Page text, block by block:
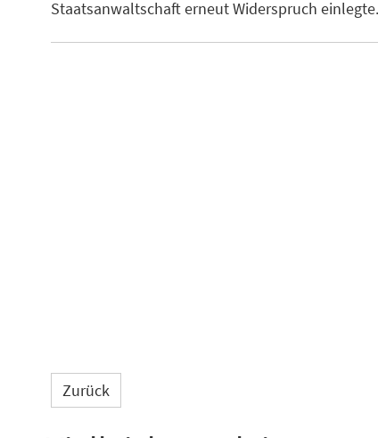
Staatsanwaltschaft erneut Widerspruch einlegte.
Zurück